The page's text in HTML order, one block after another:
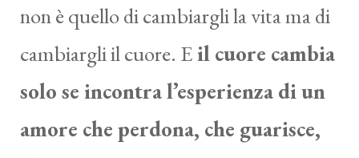
non è quello di cambiargli la vita ma di
cambiargli il cuore. E il cuore cambia
solo se incontra l’esperienza di un
amore che perdona, che guarisce,